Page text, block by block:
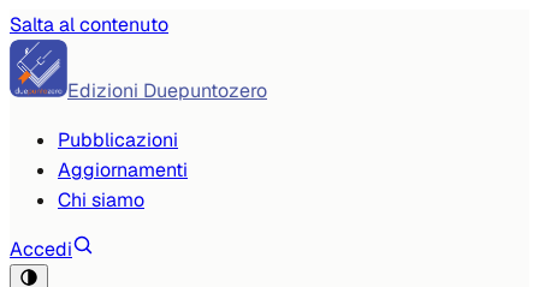
Salta al contenuto
Edizioni Duepuntozero
Pubblicazioni
Aggiornamenti
Chi siamo
Accedi